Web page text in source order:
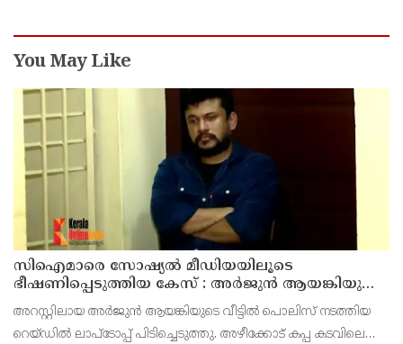
You May Like
സിഐമാരെ സോഷ്യൽ മീഡിയയിലൂടെ
ഭീഷണിപ്പെടുത്തിയ കേസ് : അർജുൻ ആയങ്കിയുടെ
വീട്ടിൽ നിന്നും ലാപ്ടോപ്പ് പിടിച്ചെടുത്ത്‌ പോലീസ്
അറസ്റ്റിലായ അർജുൻ ആയങ്കിയുടെ വീട്ടിൽ പൊലിസ് നടത്തിയ
റെയ്ഡിൽ ലാപ്ടോപ്പ് പിടിച്ചെടുത്തു. അഴീക്കോട് കപ്പ കടവിലെ